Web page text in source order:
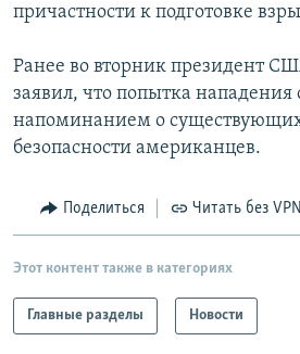
причастности к подготовке
Ранее во вторник президент
заявил, что попытка
напоминанием о
безопасности американцев.
Поделиться Читать без VPN
Этот контент также в категориях
Главные разделы Новости